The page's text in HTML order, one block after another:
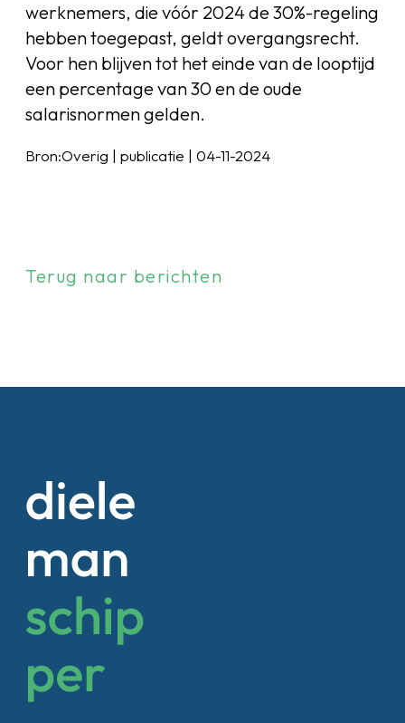
werknemers, die vóór 2024 de 30%-regeling
hebben toegepast, geldt overgangsrecht.
Voor hen blijven tot het einde van de looptijd
een percentage van 30 en de oude
salarisnormen gelden.
Bron:Overig | publicatie | 04-11-2024
Terug naar berichten